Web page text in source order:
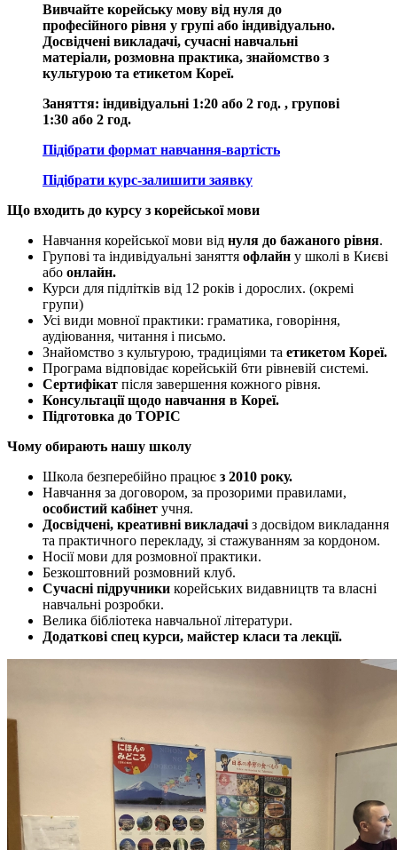
Вивчайте корейську мову від нуля до
професійного рівня у групі або індивідуально.
Досвідчені викладачі, сучасні навчальні
матеріали, розмовна практика, знайомство з
культурою та етикетом Кореї.
Заняття: індивідуальні 1:20 або 2 год. , групові
1:30 або 2 год.
Підібрати формат навчання-вартість
Підібрати курс-залишити заявку
Що входить до курсу з корейської мови
Навчання корейської мови від нуля до бажаного рівня.
Групові та індивідуальні заняття офлайн у школі в Києві
або онлайн.
Курси для підлітків від 12 років і дорослих. (окремі
групи)
Усі види мовної практики: граматика, говоріння,
аудіювання, читання і письмо.
Знайомство з культурою, традиціями та етикетом Кореї.
Програма відповідає корейській 6ти рівневій системі.
Сертифікат після завершення кожного рівня.
Консультації щодо навчання в Кореї.
Підготовка до TOPIC
Чому обирають нашу школу
Школа безперебійно працює з 2010 року.
Навчання за договором, за прозорими правилами,
особистий кабінет учня.
Досвідчені, креативні викладачі з досвідом викладання
та практичного перекладу, зі стажуванням за кордоном.
Носії мови для розмовної практики.
Безкоштовний розмовний клуб.
Сучасні підручники корейських видавництв та власні
навчальні розробки.
Велика бібліотека навчальної літератури.
Додаткові спец курси, майстер класи та лекції.